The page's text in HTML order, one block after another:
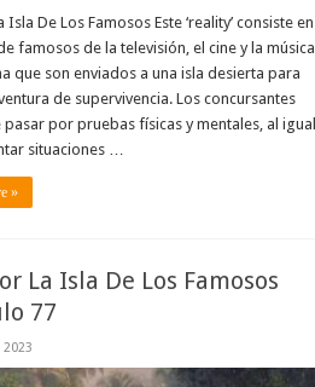
Isla De Los Famosos Este ‘reality’ consiste en
famosos de la televisión, el cine y la música
que son enviados a una isla desierta para
de supervivencia. Los concursantes
pasar por pruebas físicas y mentales, al igual
situaciones …
»
La Isla De Los Famosos
77